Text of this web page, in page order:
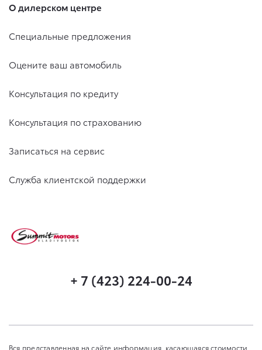
О дилерском центре
Специальные предложения
Оцените ваш автомобиль
Консультация по кредиту
Консультация по страхованию
Записаться на сервис
Служба клиентской поддержки
+ 7 (423) 224-00-24
Вся представленная на сайте информация, касающаяся стоимости